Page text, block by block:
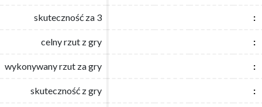
skuteczność za 3 :
celny rzut z gry :
wykonywany rzut za gry :
skuteczność z gry :
skuteczność za 3 :
celny rzut z gry :
wykonywany rzut za gry :
skuteczność z gry :